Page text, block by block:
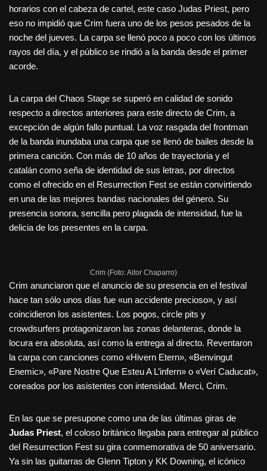
horarios con el cabeza de cartel, este caso Judas Priest, pero
eso no impidió que Crim fuera uno de los pesos pesados de la
noche del jueves. La carpa se llenó poco a poco con los últimos
rayos del día, y el público se rindió a la banda desde el primer
acorde.
La carpa del Chaos Stage se superó en calidad de sonido
respecto a directos anteriores para este directo de Crim, a
excepción de algún fallo puntual. La voz rasgada del frontman
de la banda inundaba una carpa que se llenó de bailes desde la
primera canción. Con más de 10 años de trayectoria y el
catalán como seña de identidad de sus letras, por directos
como el ofrecido en el Resurrection Fest se están convirtiendo
en una de las mejores bandas nacionales del género. Su
presencia sonora, sencilla pero plagada de intensidad, fue la
delicia de los presentes en la carpa.
Crim (Foto: Aitor Chaparro)
Crim anunciaron que el anuncio de su presencia en el festival
hace tan sólo unos días fue «un accidente precioso», y así
coincidieron los asistentes. Los pogos, circle pits y
crowdsurfers protagonizaron las zonas delanteras, donde la
locura era absoluta, así como la entrega al directo. Reventaron
la carpa con canciones como «Hivern Etern», «Benvingut
Enemic», «Pare Nostre Que Esteu A L’infern» o «Verí Caducat»,
coreados por los asistentes con intensidad. Merci, Crim.
En las que se presupone como una de las últimas giras de
Judas Priest, el coloso británico llegaba para entregar al público
del Resurrection Fest su gira conmemorativa de 50 aniversario.
Ya sin las guitarras de Glenn Tipton y KK Downing, el icónico